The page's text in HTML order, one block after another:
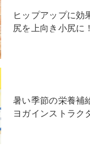
ヒップアップに効
尻を上向き小尻に
暑い季節の栄養補
ヨガインストラク